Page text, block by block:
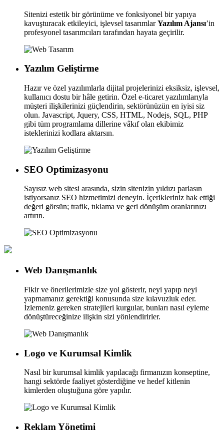
Sitenizi estetik bir görünüme ve fonksiyonel bir yapıya
kavuşturacak etkileyici, işlevsel tasarımlarYazılım Ajansı’in
profesyonel tasarımcıları tarafından hayata geçirilir.
Yazılım Geliştirme
Hazır ve özel yazılımlarla dijital projelerinizi eksiksiz, işlevsel,
kullanıcı dostu bir hâle getirin. Özel e-ticaret yazılımlarıyla
müşteri ilişkilerinizi güçlendirin, sektörünüzün en iyisi siz
olun. Javascript, Jquery, CSS, HTML, Nodejs, SQL, PHP
gibi tüm programlama dillerine vâkıf olan ekibimiz
isteklerinizi kodlara aktarsın.
SEO Optimizasyonu
Sayısız web sitesi arasında, sizin sitenizin yıldızı parlasın
istiyorsanız SEO hizmetimizi deneyin. İçerikleriniz hak ettiği
değeri görsün; trafik, tıklama ve geri dönüşüm oranlarınızı
artırın.
Web Danışmanlık
Fikir ve önerilerimizle size yol gösterir, neyi yapıp neyi
yapmamanız gerektiği konusunda size kılavuzluk eder.
İzlemeniz gereken stratejileri kurgular, bunları nasıl eyleme
dönüştüreceğinize ilişkin sizi yönlendirirler.
Logo ve Kurumsal Kimlik
Nasıl bir kurumsal kimlik yapılacağı firmanızın konseptine,
hangi sektörde faaliyet gösterdiğine ve hedef kitlenin
kimlerden oluştuğuna göre yapılır.
Reklam Yönetimi